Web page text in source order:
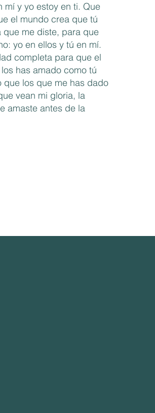
mí y yo estoy en ti. Que
el mundo crea que tú
que me diste, para que
yo en ellos y tú en mí.
completa para que el
has amado como tú
que los que me has dado
vean mi gloria, la
amaste antes de la